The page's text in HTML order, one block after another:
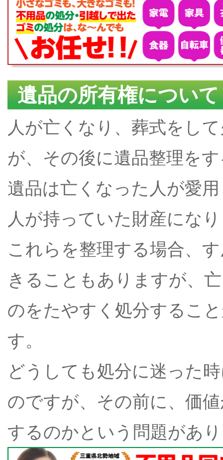
遺品の所有権について
人が亡くなり、葬式をし
が、その後に遺品整理を
遺品は亡くなった人が愛
人が持っていた財産にな
これらを整理する場合、
きることもありますが、
のをたやすく処分するこ
す。
どうしても処分に迷った
のですが、その前に、価
するのかという問題があ